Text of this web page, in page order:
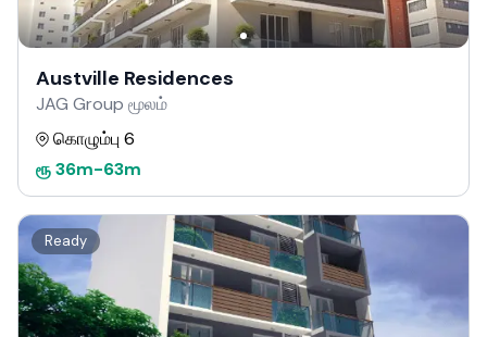
Austville Residences
JAG Group மூலம்
கொழும்பு 6
ரூ36m-63m
Ready